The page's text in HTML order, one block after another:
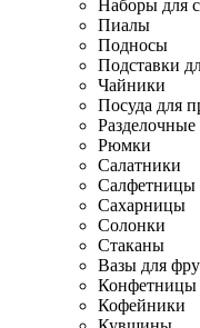
Наборы для
Пиалы
Подносы
Подставки
Чайники
Посуда для
Разделочные
Рюмки
Салатники
Салфетницы
Сахарницы
Солонки
Стаканы
Вазы для
Конфетницы
Кофейники